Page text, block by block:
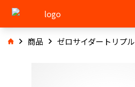
商品 ゼロサイダートリプル